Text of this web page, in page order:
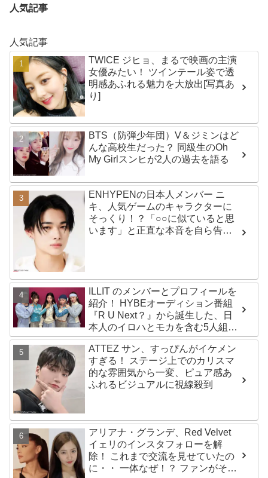
人気記事
人気記事
TWICE ジヒョ、まるで映画の主演
女優みたい！ ツインテール姿で透
明感あふれる魅力を大放出[写真あ
り]
BTS（防弾少年団）V＆ジミンはど
んな高校生だった？ 同級生のOh
My Girlスンヒが2人の過去を語る
ENHYPENの日本人メンバー ニ
キ、人気ゲームのキャラクターに
そっくり！？「○○に似ていると思
います」と正直な本音を自ら告
ILLIT のメンバーとプロフィールを
紹介！ HYBEオーディション番組
『R U Next？』から誕生した、日
本人のイロハとモカを含む5人組ガ
ールズグループ！ デビュー曲
「Magnetic」がいきなりの大ヒッ
ト
ATTEZ サン、すっぴんがイケメン
すぎる！ ステージ上でのカリスマ
的な雰囲気から一変、ピュア感あ
ふれるビジュアルに視線殺到
アリアナ・グランデ、Red Velvet
イェリのインスタフォローを解
除！ これまで交流を見せていたの
に・・ 一体なぜ！？ ファンがその